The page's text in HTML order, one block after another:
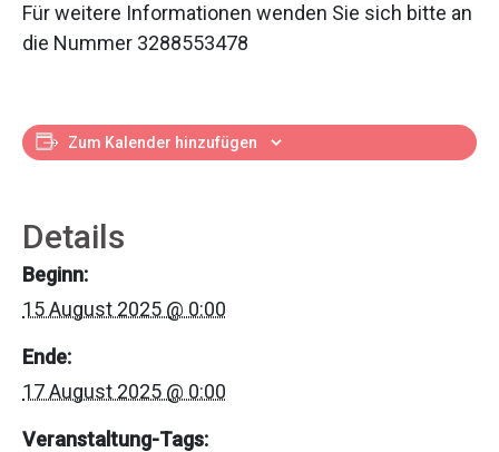
Für weitere Informationen wenden Sie sich bitte an
die Nummer 3288553478
Zum Kalender hinzufügen
Details
Beginn:
15 August 2025 @ 0:00
Ende:
17 August 2025 @ 0:00
Veranstaltung-Tags: